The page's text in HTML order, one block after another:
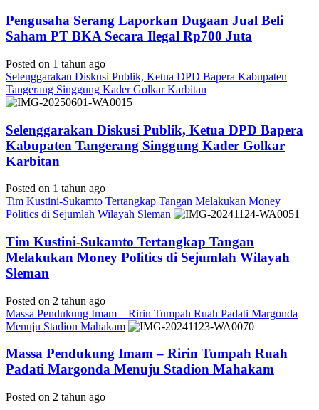
Pengusaha Serang Laporkan Dugaan Jual Beli
Saham PT BKA Secara Ilegal Rp700 Juta
Posted on 1 tahun ago
Selenggarakan Diskusi Publik, Ketua DPD Bapera Kabupaten
Tangerang Singgung Kader Golkar Karbitan
Selenggarakan Diskusi Publik, Ketua DPD Bapera
Kabupaten Tangerang Singgung Kader Golkar
Karbitan
Posted on 1 tahun ago
Tim Kustini-Sukamto Tertangkap Tangan Melakukan Money
Politics di Sejumlah Wilayah Sleman
Tim Kustini-Sukamto Tertangkap Tangan
Melakukan Money Politics di Sejumlah Wilayah
Sleman
Posted on 2 tahun ago
Massa Pendukung Imam – Ririn Tumpah Ruah Padati Margonda
Menuju Stadion Mahakam
Massa Pendukung Imam – Ririn Tumpah Ruah
Padati Margonda Menuju Stadion Mahakam
Posted on 2 tahun ago